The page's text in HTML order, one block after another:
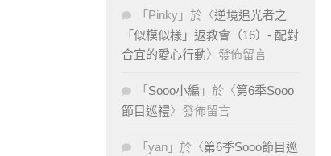
「 Pinky 」於〈逆境追光者之
「似模似樣」返教會（16）- 配對
合宜的愛心行動〉發佈留言
「 Sooo小編 」於〈第6季Sooo
節目巡禮〉發佈留言
「 yan 」於〈第6季Sooo節目巡